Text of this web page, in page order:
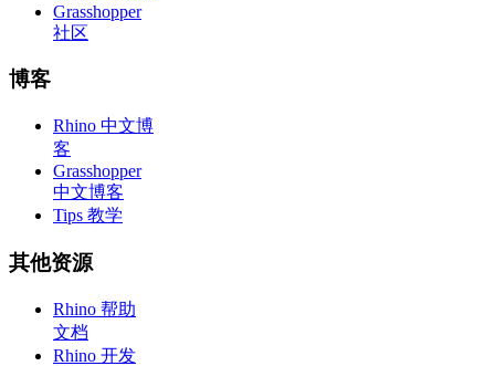
Grasshopper
社区
博客
Rhino 中文博
客
Grasshopper
中文博客
Tips 教学
其他资源
Rhino 帮助
文档
Rhino 开发